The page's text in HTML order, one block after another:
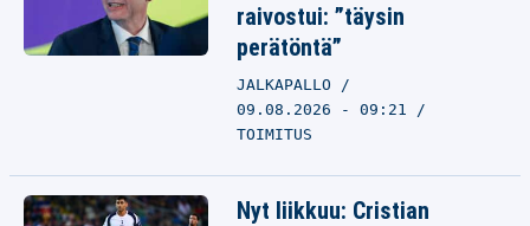
raivostui: ”täysin
perätöntä”
JALKAPALLO
09.08.2026 - 09:21
TOIMITUS
Nyt liikkuu: Cristian